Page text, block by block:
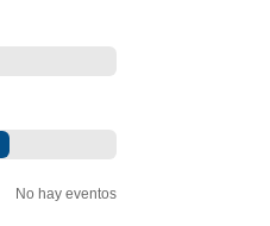
No hay eventos